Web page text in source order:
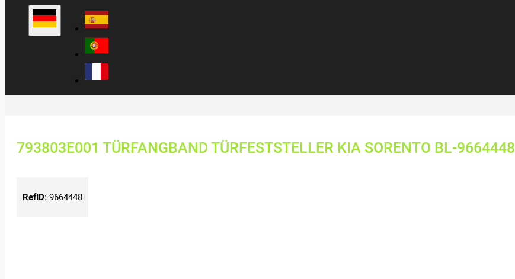
793803E001 TÜRFANGBAND TÜRFESTSTELLER KIA SORENTO BL-9664448
RefID: 9664448